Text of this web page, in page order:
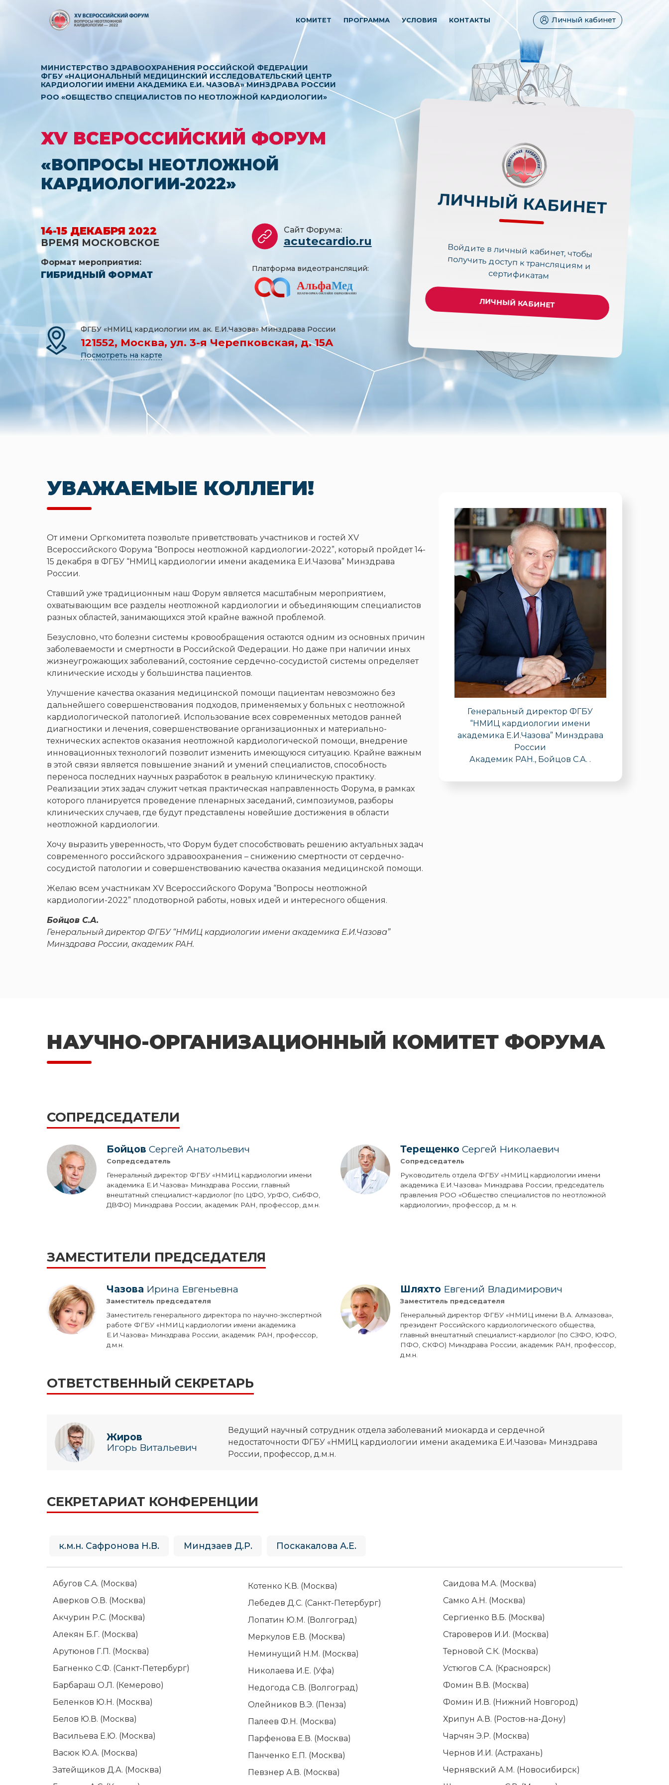
КОМИТЕТ ПРОГРАММА УСЛОВИЯ КОНТАКТЫ Личный кабинет
МИНИСТЕРСТВО ЗДРАВООХРАНЕНИЯ РОССИЙСКОЙ ФЕДЕРАЦИИ
ФГБУ «НАЦИОНАЛЬНЫЙ МЕДИЦИНСКИЙ ИССЛЕДОВАТЕЛЬСКИЙ ЦЕНТР
КАРДИОЛОГИИ ИМЕНИ АКАДЕМИКА Е.И. ЧАЗОВА» МИНЗДРАВА РОССИИ
РОО «ОБЩЕСТВО СПЕЦИАЛИСТОВ ПО НЕОТЛОЖНОЙ КАРДИОЛОГИИ»
XV ВСЕРОССИЙСКИЙ ФОРУМ
«ВОПРОСЫ НЕОТЛОЖНОЙ
КАРДИОЛОГИИ-2022»
14-15 ДЕКАБРЯ 2022
ВРЕМЯ МОСКОВСКОЕ
Формат мероприятия:
ГИБРИДНЫЙ ФОРМАТ
Сайт Форума:
acutecardio.ru
Платформа видеотрансляций:
ФГБУ «НМИЦ кардиологии им. ак. Е.И.Чазова» Минздрава России
121552, Москва, ул. 3-я Черепковская, д. 15А
Посмотреть на карте
ЛИЧНЫЙ КАБИНЕТ
Войдите в личный кабинет, чтобы
получить доступ к трансляциям и
сертификатам
ЛИЧНЫЙ КАБИНЕТ
УВАЖАЕМЫЕ КОЛЛЕГИ!
От имени Оргкомитета позвольте приветствовать участников и гостей XV
Всероссийского Форума “Вопросы неотложной кардиологии-2022”, который пройдет 14-
15 декабря в ФГБУ “НМИЦ кардиологии имени академика Е.И.Чазова” Минздрава
России.
Ставший уже традиционным наш Форум является масштабным мероприятием,
охватывающим все разделы неотложной кардиологии и объединяющим специалистов
разных областей, занимающихся этой крайне важной проблемой.
Безусловно, что болезни системы кровообращения остаются одним из основных причин
заболеваемости и смертности в Российской Федерации. Но даже при наличии иных
жизнеугрожающих заболеваний, состояние сердечно-сосудистой системы определяет
клинические исходы у большинства пациентов.
Улучшение качества оказания медицинской помощи пациентам невозможно без
дальнейшего совершенствования подходов, применяемых у больных с неотложной
кардиологической патологией. Использование всех современных методов ранней
диагностики и лечения, совершенствование организационных и материально-
технических аспектов оказания неотложной кардиологической помощи, внедрение
инновационных технологий позволит изменить имеющуюся ситуацию. Крайне важным
в этой связи является повышение знаний и умений специалистов, способность
переноса последних научных разработок в реальную клиническую практику.
Реализации этих задач служит четкая практическая направленность Форума, в рамках
которого планируется проведение пленарных заседаний, симпозиумов, разборы
клинических случаев, где будут представлены новейшие достижения в области
неотложной кардиологии.
Хочу выразить уверенность, что Форум будет способствовать решению актуальных задач
современного российского здравоохранения – снижению смертности от сердечно-
сосудистой патологии и совершенствованию качества оказания медицинской помощи.
Желаю всем участникам XV Всероссийского Форума “Вопросы неотложной
кардиологии-2022” плодотворной работы, новых идей и интересного общения.
Бойцов С.А.
Генеральный директор ФГБУ “НМИЦ кардиологии имени академика Е.И.Чазова”
Минздрава России, академик РАН.
Генеральный директор ФГБУ
“НМИЦ кардиологии имени
академика Е.И.Чазова” Минздрава
России
Академик РАН., Бойцов С.А. .
НАУЧНО-ОРГАНИЗАЦИОННЫЙ КОМИТЕТ ФОРУМА
СОПРЕДСЕДАТЕЛИ
Бойцов Сергей Анатольевич
Сопредседатель
Генеральный директор ФГБУ «НМИЦ кардиологии имени
академика Е.И.Чазова» Минздрава России, главный
внештатный специалист-кардиолог (по ЦФО, УрФО, СибФО,
ДВФО) Минздрава России, академик РАН, профессор, д.м.н.
Терещенко Сергей Николаевич
Сопредседатель
Руководитель отдела ФГБУ «НМИЦ кардиологии имени
академика Е.И.Чазова» Минздрава России, председатель
правления РОО «Общество специалистов по неотложной
кардиологии», профессор, д. м. н.
ЗАМЕСТИТЕЛИ ПРЕДСЕДАТЕЛЯ
Чазова Ирина Евгеньевна
Заместитель председателя
Заместитель генерального директора по научно-экспертной
работе ФГБУ «НМИЦ кардиологии имени академика
Е.И.Чазова» Минздрава России, академик РАН, профессор,
д.м.н.
Шляхто Евгений Владимирович
Заместитель председателя
Генеральный директор ФГБУ «НМИЦ имени В.А. Алмазова»,
президент Российского кардиологического общества,
главный внештатный специалист-кардиолог (по СЗФО, ЮФО,
ПФО, СКФО) Минздрава России, академик РАН, профессор,
д.м.н.
ОТВЕТСТВЕННЫЙ СЕКРЕТАРЬ
Жиров
Игорь Витальевич
Ведущий научный сотрудник отдела заболеваний миокарда и сердечной
недостаточности ФГБУ «НМИЦ кардиологии имени академика Е.И.Чазова» Минздрава
России, профессор, д.м.н.
СЕКРЕТАРИАТ КОНФЕРЕНЦИИ
к.м.н. Сафронова Н.В. Миндзаев Д.Р. Поскакалова А.Е.
Абугов С.А. (Москва)
Аверков О.В. (Москва)
Акчурин Р.С. (Москва)
Алекян Б.Г. (Москва)
Арутюнов Г.П. (Москва)
Багненко С.Ф. (Санкт-Петербург)
Барбараш О.Л. (Кемерово)
Беленков Ю.Н. (Москва)
Белов Ю.В. (Москва)
Васильева Е.Ю. (Москва)
Васюк Ю.А. (Москва)
Затейщиков Д.А. (Москва)
Котенко К.В. (Москва)
Лебедев Д.С. (Санкт-Петербург)
Лопатин Ю.М. (Волгоград)
Меркулов Е.В. (Москва)
Неминущий Н.М. (Москва)
Николаева И.Е. (Уфа)
Недогода С.В. (Волгоград)
Олейников В.Э. (Пенза)
Палеев Ф.Н. (Москва)
Парфенова Е.В. (Москва)
Панченко Е.П. (Москва)
Певзнер А.В. (Москва)
Саидова М.А. (Москва)
Самко А.Н. (Москва)
Сергиенко В.Б. (Москва)
Староверов И.И. (Москва)
Терновой С.К. (Москва)
Устюгов С.А. (Красноярск)
Фомин В.В. (Москва)
Фомин И.В. (Нижний Новгород)
Хрипун А.В. (Ростов-на-Дону)
Чарчян Э.Р. (Москва)
Чернов И.И. (Астрахань)
Чернявский А.М. (Новосибирск)